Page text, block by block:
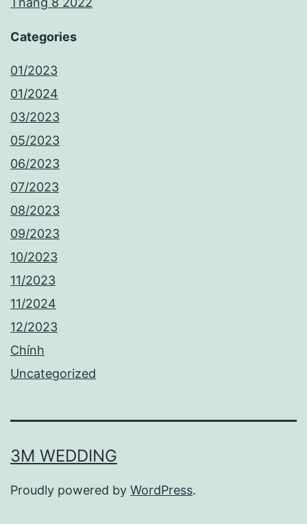
Categories
01/2023
01/2024
03/2023
05/2023
06/2023
07/2023
08/2023
09/2023
10/2023
11/2023
11/2024
12/2023
Chính
Uncategorized
3M WEDDING
Proudly powered by WordPress.